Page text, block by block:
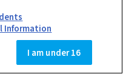
Information
I am under 16